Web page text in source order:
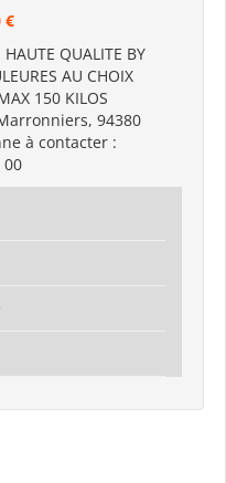
€
HAUTE QUALITE BY
AU CHOIX
150 KILOS
94380
à contacter :
00